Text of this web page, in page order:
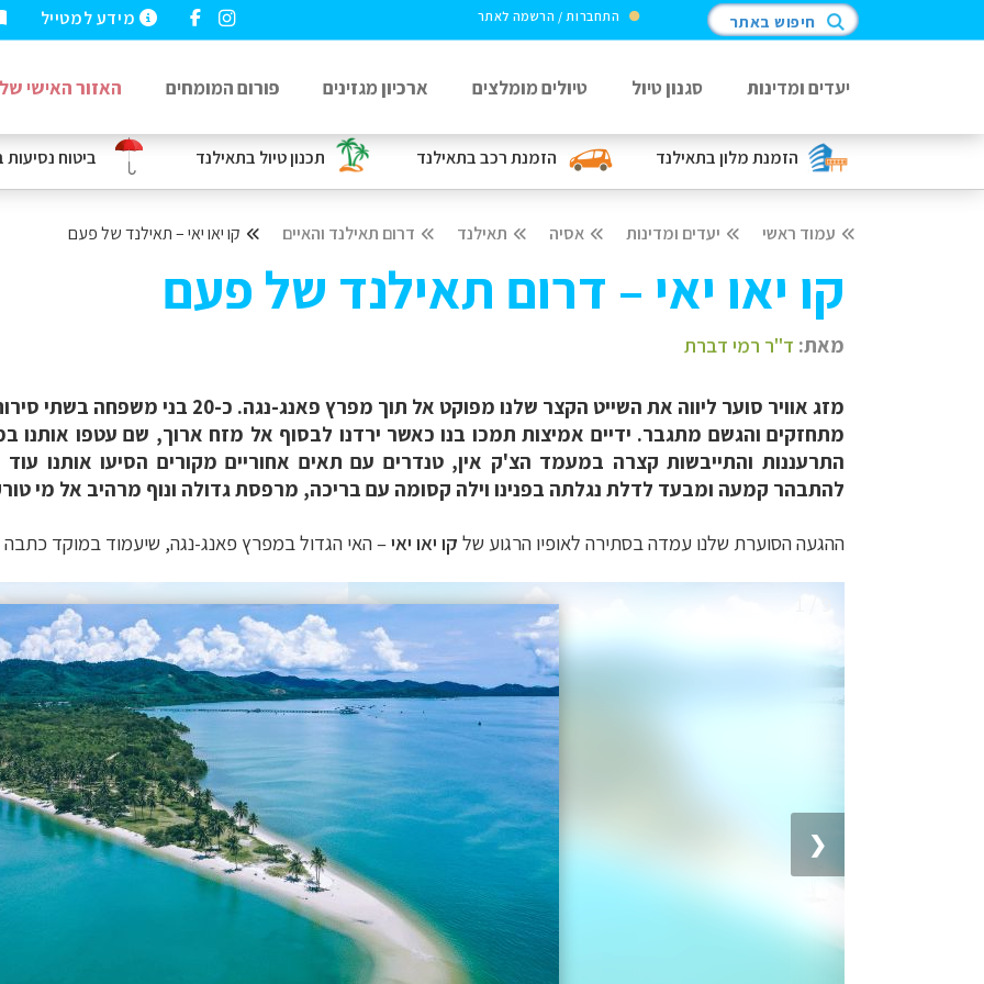
הזמנת מלוןבתאילנד הזמנת רכבבתאילנד תכנון טיול בתאילנד ביטוח נסיעות
מידע למטייל התחברות / הרשמה לאתר חיפוש באתר
יעדים ומדינות סגנון טיול טיולים מומלצים ארכיון מגזינים פורום המומחים האזור האישי
עמוד ראשי יעדים ומדינות אסיה תאילנד דרום תאילנד והאיים קו יאו יאי – תאילנד של פעם
קו יאו יאי – דרום תאילנד של פעם
מאת: ד"ר רמי דברת
מזג אוויר סוער ליווה את השייט הקצר שלנו
מתחזקים והגשם מתגבר. ידיים אמיצות תמכו בנו כאשר ירדנו לבסוף אל מזח ארוך, שם עטפו אותנו
התרעננות והתייבשות קצרה במעמד הצ'ק אין, טנדרים עם תאים אחוריים מקורים הסיעו אותנו
להתבהר קמעה ומבעד לדלת נגלתה בפנינו וילה קסומה עם בריכה, מרפסת גדולה ונוף מרהיב אל מי
ההגעה הסוערת שלנו עמדה בסתירה לאופיו הרגוע של קו יאו יאי– האי הגדול במפרץ פאנג-נגה, שיעמוד במוקד כתבה
1 / 9
❮